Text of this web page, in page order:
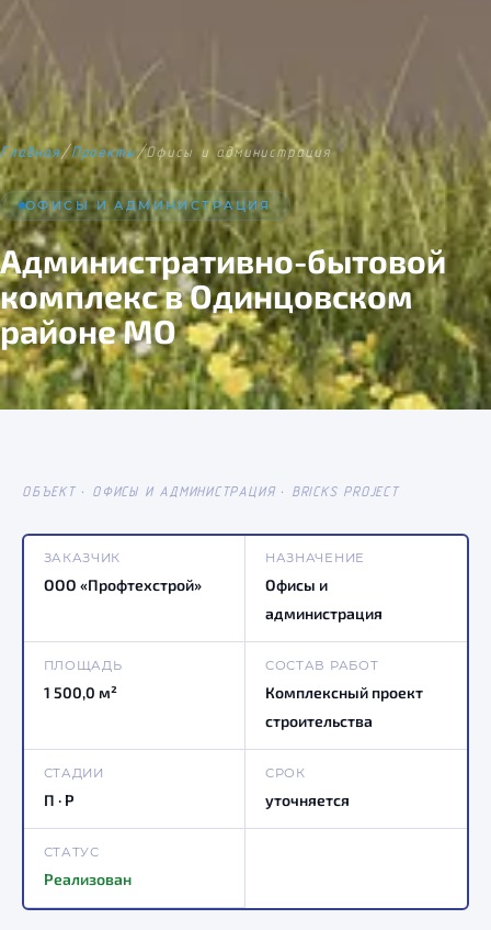
Главная/Проекты/Офисы и администрация
ОФИСЫ И АДМИНИСТРАЦИЯ
Административно-бытовой
комплекс в Одинцовском
районе МО
ОБЪЕКТ · ОФИСЫ И АДМИНИСТРАЦИЯ · BRICKS PROJECT
ЗАКАЗЧИК
ООО «Профтехстрой»
НАЗНАЧЕНИЕ
Офисы и
администрация
ПЛОЩАДЬ
1 500,0 м²
СОСТАВ РАБОТ
Комплексный проект
строительства
СТАДИИ
П · Р
СРОК
уточняется
СТАТУС
Реализован